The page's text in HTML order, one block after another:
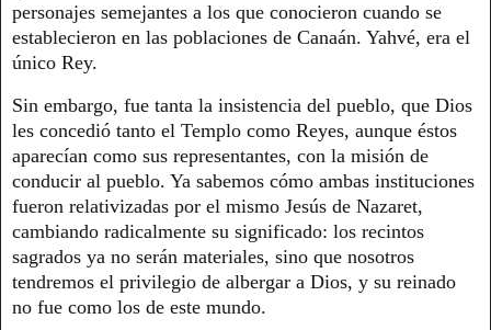
personajes semejantes a los que conocieron cuando se
establecieron en las poblaciones de Canaán. Yahvé, era el
único Rey.
Sin embargo, fue tanta la insistencia del pueblo, que Dios
les concedió tanto el Templo como Reyes, aunque éstos
aparecían como sus representantes, con la misión de
conducir al pueblo. Ya sabemos cómo ambas instituciones
fueron relativizadas por el mismo Jesús de Nazaret,
cambiando radicalmente su significado: los recintos
sagrados ya no serán materiales, sino que nosotros
tendremos el privilegio de albergar a Dios, y su reinado
no fue como los de este mundo.